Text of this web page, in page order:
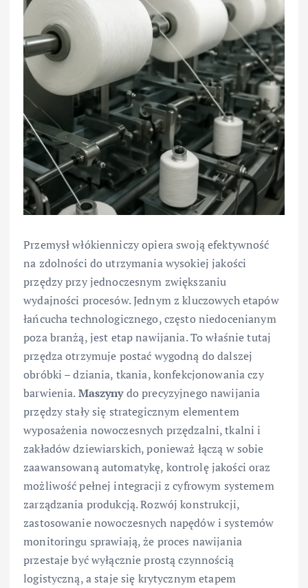
Przemysł włókienniczy opiera swoją efektywność
na zdolności do utrzymania wysokiej jakości
przędzy przy jednoczesnym zwiększaniu
wydajności procesów. Jednym z kluczowych etapów
łańcucha technologicznego, często niedocenianym
poza branżą, jest etap nawijania. To właśnie tutaj
przędza otrzymuje postać wygodną do dalszej
obróbki – dziania, tkania, konfekcjonowania czy
barwienia.Maszynydo precyzyjnego nawijania
przędzy stały się strategicznym elementem
wyposażenia nowoczesnych przędzalni, tkalni i
zakładów dziewiarskich, ponieważ łączą w sobie
zaawansowaną automatykę, kontrolę jakości oraz
możliwość pełnej integracji z cyfrowym systemem
zarządzania produkcją. Rozwój konstrukcji,
zastosowanie nowoczesnych napędów i systemów
monitoringu sprawiają, że proces nawijania
przestaje być wyłącznie prostą czynnością
logistyczną, a staje się krytycznym etapem